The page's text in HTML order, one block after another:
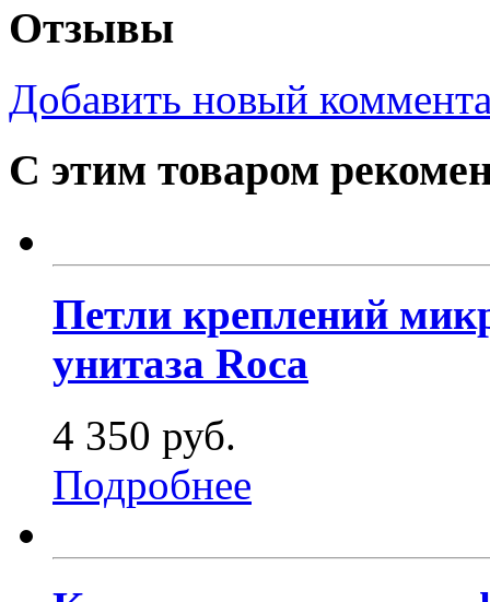
Отзывы
Добавить новый
С этим товаром
Петли креплений
унитаза Roca
4 350 руб.
Подробнее